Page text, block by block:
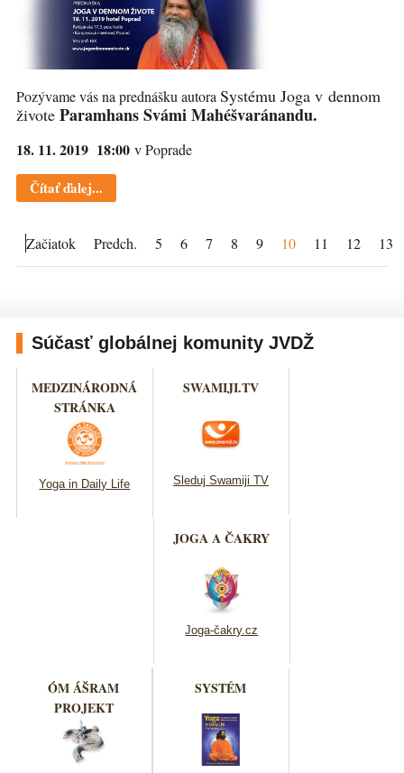
Pozývame vás na prednášku autora Systému Joga v dennom
živote Paramhans Svámi Mahéšvaránandu.
18. 11. 2019 18:00 v Poprade
Čítať ďalej...
Začiatok Predch. 5 6 7 8 9 10 11 12 13
Súčasť globálnej komunity JVDŽ
MEDZINÁRODNÁ
STRÁNKA
Yoga in Daily Life
SWAMIJI.TV
Sleduj Swamiji TV
JOGA A ČAKRY
Joga-čakry.cz
ÓM ÁŠRAM
PROJEKT
SYSTÉM